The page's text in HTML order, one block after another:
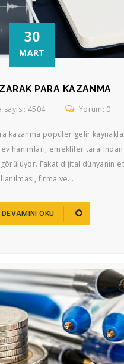
30
MART
PARA KAZANMA
sayısı: 4504 Yorum: 0
kazanma popüler gelir
hanımları, emekliler
Fakat dijital dünyanın
firma ve...
DEVAMINI OKU